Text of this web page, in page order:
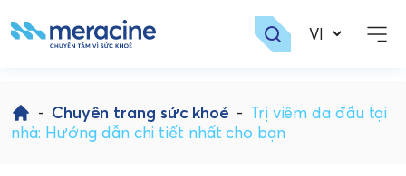
to
content
- Chuyên trang sức khoẻ - Trị viêm da đầu tại
nhà: Hướng dẫn chi tiết nhất cho bạn